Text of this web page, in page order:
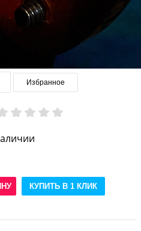
Избранное
КУПИТЬ В 1 КЛИК